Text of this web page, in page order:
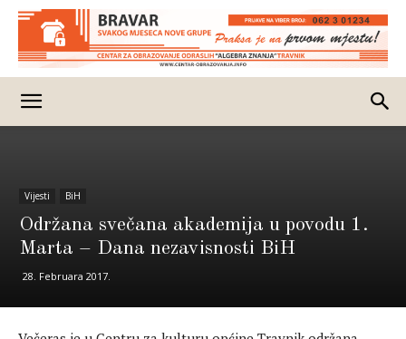
Vijesti BiH
Održana svečana akademija u povodu 1.
Marta – Dana nezavisnosti BiH
28. Februara 2017.